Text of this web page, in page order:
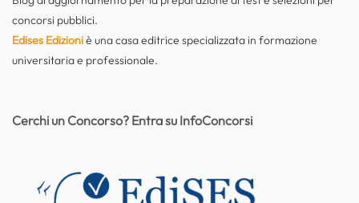
concorsi pubblici.
Edises Edizioniè una casa editrice specializzata in formazione
universitaria e professionale.
Cerchi un Concorso? Entra su InfoConcorsi